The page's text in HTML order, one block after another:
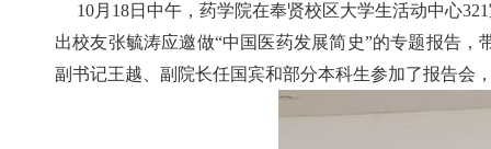
10月 18日中午，药学院在奉贤校区大学生活动中心321
出校友张毓涛应邀做“中国医药发展简史”的专题报告
副书记王越、副院长任国宾和部分本科生参加了报告会